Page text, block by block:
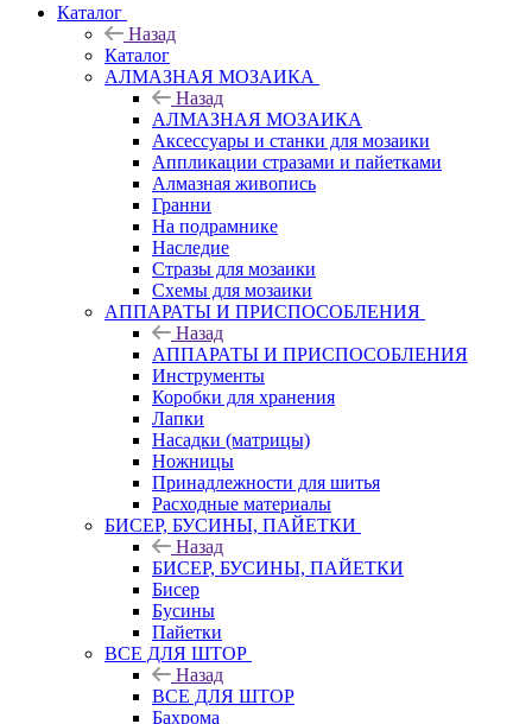
Каталог
Назад
Каталог
АЛМАЗНАЯ МОЗАИКА
Назад
АЛМАЗНАЯ МОЗАИКА
Аксессуары и станки для мозаики
Аппликации стразами и пайетками
Алмазная живопись
Гранни
На подрамнике
Наследие
Стразы для мозаики
Схемы для мозаики
АППАРАТЫ И ПРИСПОСОБЛЕНИЯ
Назад
АППАРАТЫ И ПРИСПОСОБЛЕНИЯ
Инструменты
Коробки для хранения
Лапки
Насадки (матрицы)
Ножницы
Принадлежности для шитья
Расходные материалы
БИСЕР, БУСИНЫ, ПАЙЕТКИ
Назад
БИСЕР, БУСИНЫ, ПАЙЕТКИ
Бисер
Бусины
Пайетки
ВСЕ ДЛЯ ШТОР
Назад
ВСЕ ДЛЯ ШТОР
Бахрома